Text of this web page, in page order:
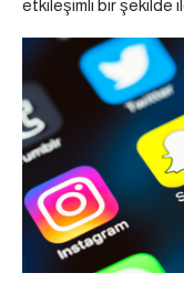
etkileşimli bir şekilde